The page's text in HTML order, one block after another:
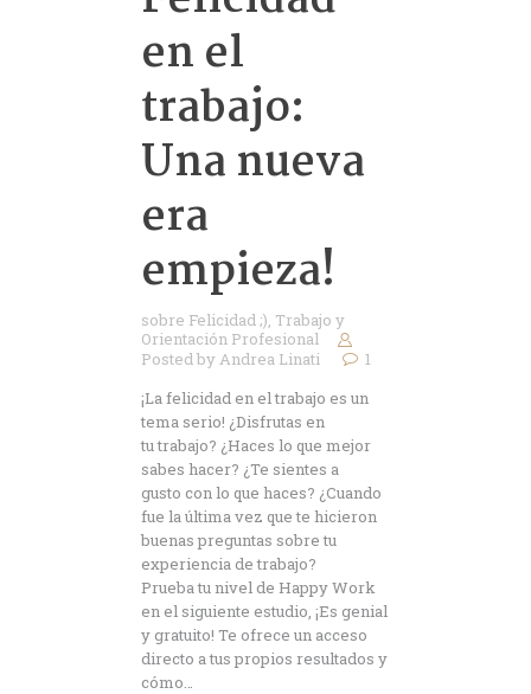
en el
trabajo:
Una nueva
era
empieza!
sobre Felicidad ;), Trabajo y
Orientación Profesional
Posted byAndrea Linati
1
¡La felicidad en el trabajo es un
tema serio! ¿Disfrutas en
tu trabajo? ¿Haces lo que mejor
sabes hacer? ¿Te sientes a
gusto con lo que haces? ¿Cuando
fue la última vez que te hicieron
buenas preguntas sobre tu
experiencia de trabajo?
Prueba tu nivel de Happy Work
en el siguiente estudio, ¡Es genial
y gratuito! Te ofrece un acceso
directo a tus propios resultados y
cómo…